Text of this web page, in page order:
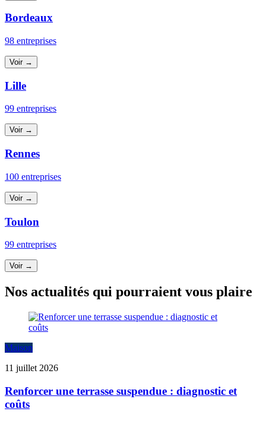
Bordeaux
98 entreprises
Voir →
Lille
99 entreprises
Voir →
Rennes
100 entreprises
Voir →
Toulon
99 entreprises
Voir →
Nos actualités qui pourraient vous plaire
Maison
11 juillet 2026
Renforcer une terrasse suspendue : diagnostic et
coûts